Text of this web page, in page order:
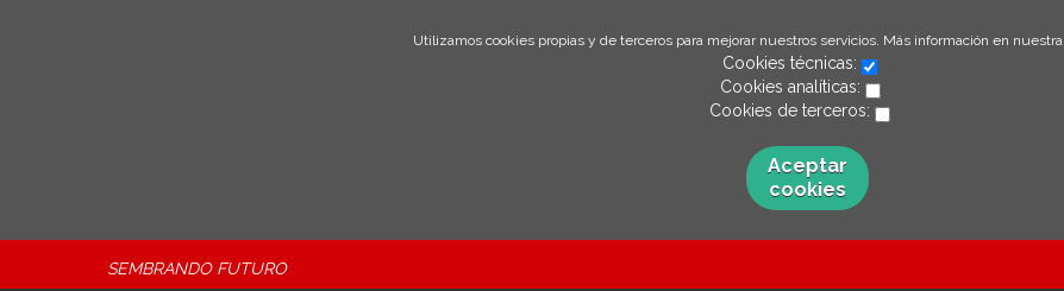
Utilizamos cookies propias y de terceros para mejorar nuestros servicios. Más información en nuestra
Cookies técnicas:
Cookies analíticas:
Cookies de terceros:
Aceptar
cookies
SEMBRANDO FUTURO